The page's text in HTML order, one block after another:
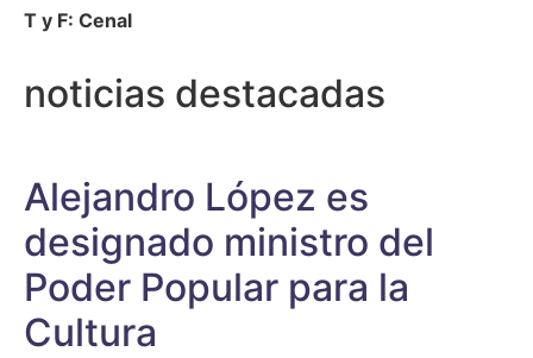
T y F: Cenal
noticias destacadas
Alejandro López es
designado ministro del
Poder Popular para la
Cultura